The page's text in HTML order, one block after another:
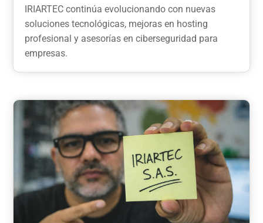
IRIARTEC continúa evolucionando con nuevas
soluciones tecnológicas, mejoras en hosting
profesional y asesorías en ciberseguridad para
empresas.